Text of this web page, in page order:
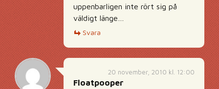
uppenbarligen inte rört sig på
väldigt länge…
Svara
20 november, 2010 kl. 12:00
Floatpooper